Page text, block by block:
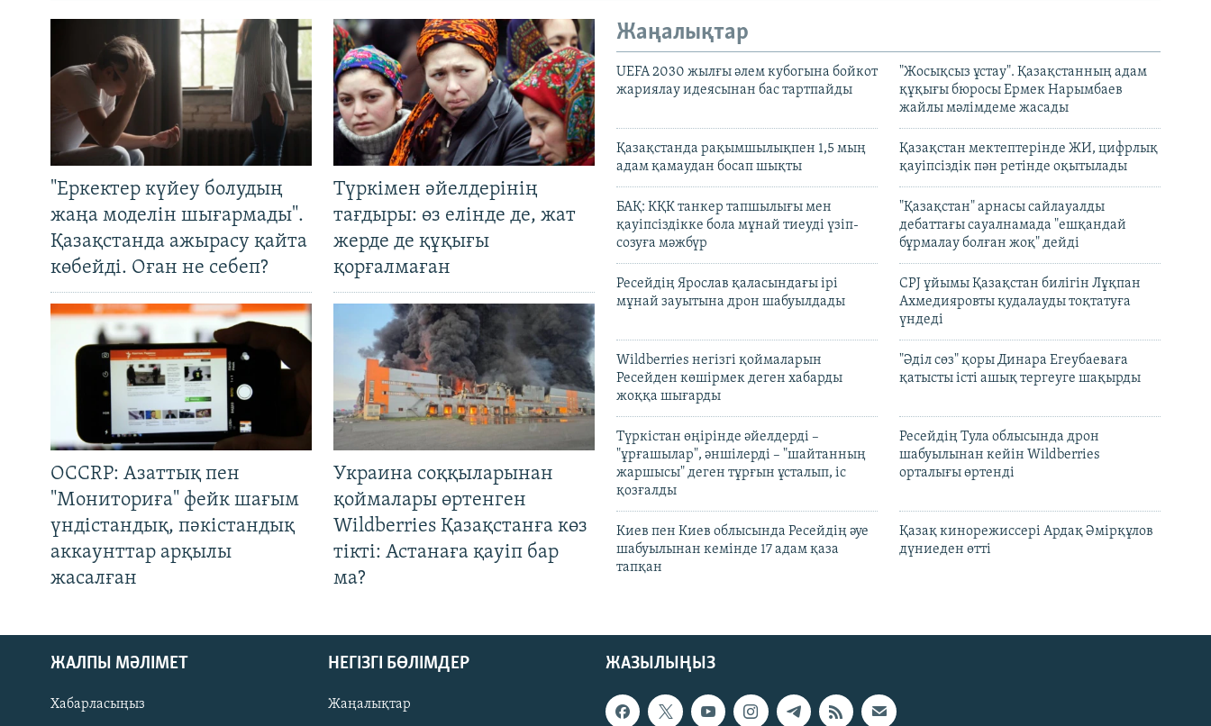
"Еркектер күйеу болудың
жаңа моделін шығармады".
Қазақстанда ажырасу қайта
көбейді. Оған не себеп?
Түркімен әйелдерінің
тағдыры: өз елінде де, жат
жерде де құқығы
қорғалмаған
OCCRP: Азаттық пен
"Мониториға" фейк шағым
үндістандық, пәкістандық
аккаунттар арқылы
жасалған
Украина соққыларынан
қоймалары өртенген
Wildberries Қазақстанға көз
тікті: Астанаға қауіп бар
ма?
Жаңалықтар
UEFA 2030 жылғы әлем кубогына бойкот
жариялау идеясынан бас тартпайды
"Жосықсыз ұстау". Қазақстанның адам
құқығы бюросы Ермек Нарымбаев
жайлы мәлімдеме жасады
Қазақстанда рақымшылықпен 1,5 мың
адам қамаудан босап шықты
Қазақстан мектептерінде ЖИ, цифрлық
қауіпсіздік пән ретінде оқытылады
БАҚ: КҚК танкер тапшылығы мен
қауіпсіздікке бола мұнай тиеуді үзіп-
созуға мәжбүр
"Қазақстан" арнасы сайлауалды
дебаттағы сауалнамада "ешқандай
бұрмалау болған жоқ" дейді
Ресейдің Ярослав қаласындағы ірі
мұнай зауытына дрон шабуылдады
CPJ ұйымы Қазақстан билігін Лұқпан
Ахмедияровты қудалауды тоқтатуға
үндеді
Wildberries негізгі қоймаларын
Ресейден көшірмек деген хабарды
жоққа шығарды
"Әділ сөз" қоры Динара Егеубаеваға
қатысты істі ашық тергеуге шақырды
Түркістан өңірінде әйелдерді –
"ұрғашылар", әншілерді – "шайтанның
жаршысы" деген тұрғын ұсталып, іс
қозғалды
Ресейдің Тула облысында дрон
шабуылынан кейін Wildberries
орталығы өртенді
Киев пен Киев облысында Ресейдің әуе
шабуылынан кемінде 17 адам қаза
тапқан
Қазақ кинорежиссері Ардақ Әмірқұлов
дүниеден өтті
ЖАЗЫЛЫҢЫЗ
ЖАЛПЫ МӘЛІМЕТ
Хабарласыңыз
НЕГІЗГІ БӨЛІМДЕР
Жаңалықтар